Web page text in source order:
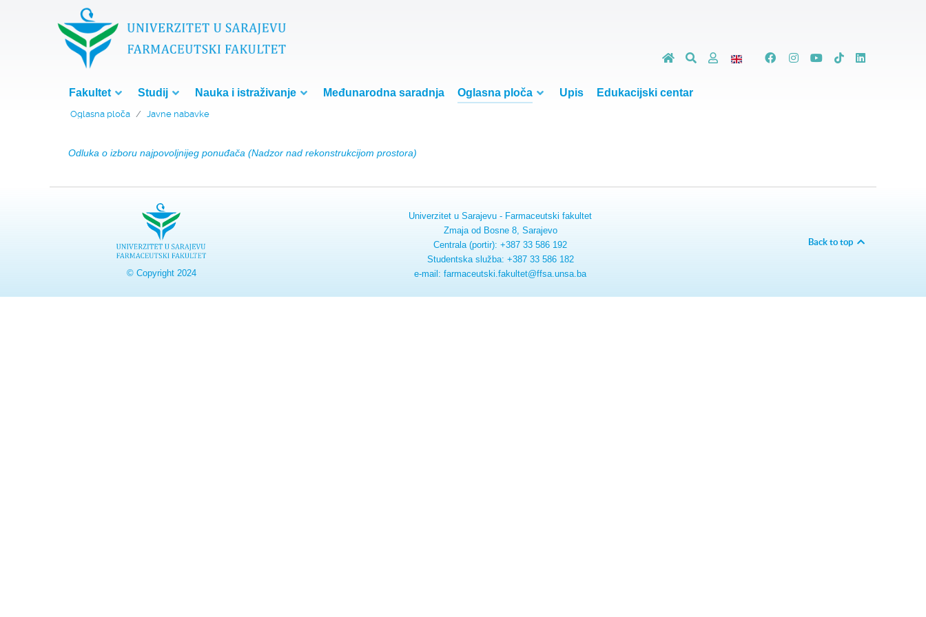
Fakultet Studij Nauka i istraživanje Međunarodna saradnja Oglasna ploča Upis Edukacijski centar
Oglasna ploča Javne nabavke
Odluka o izboru najpovoljnijeg ponuđača (Nadzor nad rekonstrukcijom prostora)
© Copyright 2024
Univerzitet u Sarajevu - Farmaceutski fakultet
Zmaja od Bosne 8, Sarajevo
Centrala (portir): +387 33 586 192
Studentska služba: +387 33 586 182
e-mail: farmaceutski.fakultet@ffsa.unsa.ba
Back to top